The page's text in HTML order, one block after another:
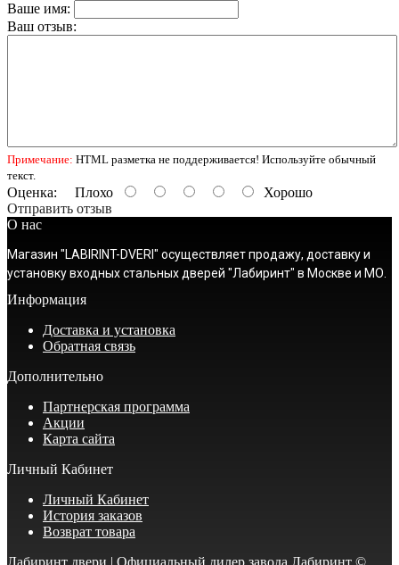
Ваше имя:
Ваш отзыв:
Примечание: HTML разметка не поддерживается! Используйте обычный
текст.
Оценка: Плохо
Хорошо
Отправить отзыв
О нас
Магазин "LABIRINT-DVERI" осуществляет продажу, доставку и
установку входных стальных дверей "Лабиринт" в Москве и МО.
Информация
Доставка и установка
Обратная связь
Дополнительно
Партнерская программа
Акции
Карта сайта
Личный Кабинет
Личный Кабинет
История заказов
Возврат товара